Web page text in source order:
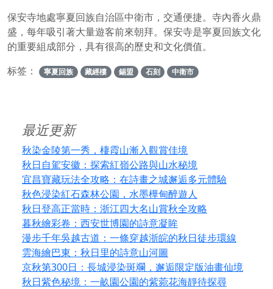
保安寺地處寧夏回族自治區中衛市，交通便捷。寺內香火鼎
盛，每年吸引著大量遊客前來朝拜。保安寺是寧夏回族文化
的重要組成部分，具有很高的歷史和文化價值。
标签：
寧夏回族 藏經樓 錫盟 石刻 中衛市
最近更新
秋染金陵第一秀，棲霞山漸入觀賞佳境
秋日自駕安徽：探索紅嶺公路與山水秘境
宜昌寶藏玩法全攻略：在詩畫之城邂逅多元體驗
秋色浸染紅石森林公園，水墨樺甸醉遊人
秋日登高正當時：浙江四大名山賞秋全攻略
暮秋繪彩卷：西安世博園的詩意凝眸
漫步千年吳越古道：一條穿越浙皖的秋日徒步環線
雲海繪巴東：秋日里的詩意山河圖
京秋第300日：長城浸染斑斕，邂逅限定版油畫仙境
秋日紫色秘境：一畝園公園的紫菀花海靜待探尋